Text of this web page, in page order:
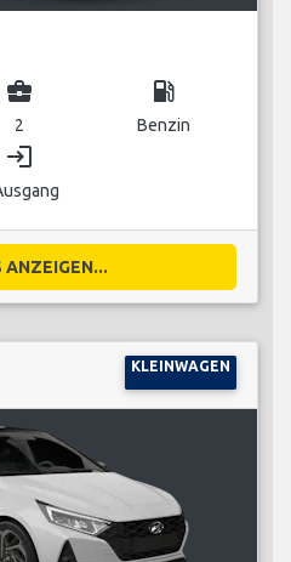
business_center
2
local_gas_station
Benzin
login
ANZEIGEN...
KLEINWAGEN